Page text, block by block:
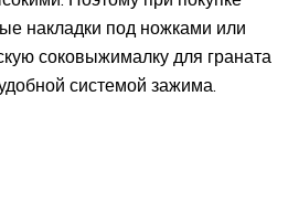
накладки под ножками или
соковыжималку для граната
системой зажима.